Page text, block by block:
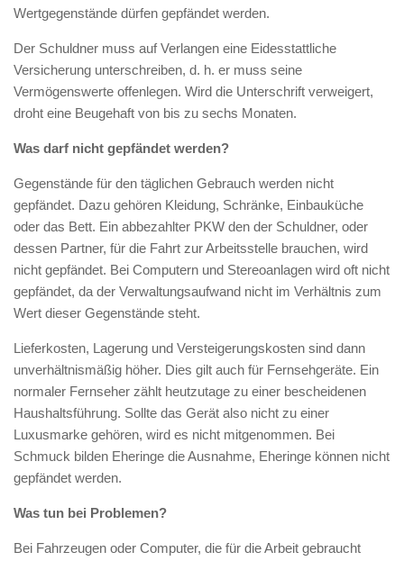
Wertgegenstände dürfen gepfändet werden.
Der Schuldner muss auf Verlangen eine Eidesstattliche
Versicherung unterschreiben, d. h. er muss seine
Vermögenswerte offenlegen. Wird die Unterschrift verweigert,
droht eine Beugehaft von bis zu sechs Monaten.
Was darf nicht gepfändet werden?
Gegenstände für den täglichen Gebrauch werden nicht
gepfändet. Dazu gehören Kleidung, Schränke, Einbauküche
oder das Bett. Ein abbezahlter PKW den der Schuldner, oder
dessen Partner, für die Fahrt zur Arbeitsstelle brauchen, wird
nicht gepfändet. Bei Computern und Stereoanlagen wird oft nicht
gepfändet, da der Verwaltungsaufwand nicht im Verhältnis zum
Wert dieser Gegenstände steht.
Lieferkosten, Lagerung und Versteigerungskosten sind dann
unverhältnismäßig höher. Dies gilt auch für Fernsehgeräte. Ein
normaler Fernseher zählt heutzutage zu einer bescheidenen
Haushaltsführung. Sollte das Gerät also nicht zu einer
Luxusmarke gehören, wird es nicht mitgenommen. Bei
Schmuck bilden Eheringe die Ausnahme, Eheringe können nicht
gepfändet werden.
Was tun bei Problemen?
Bei Fahrzeugen oder Computer, die für die Arbeit gebraucht